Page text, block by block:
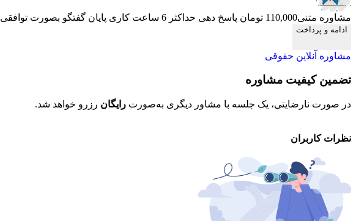
مشاوره متنی110,000 تومان پاسخ دهی حداکثر 6 ساعت کاری پایان گفتگو بصورت توافقی
ادامه و پرداخت
مشاوره آنلاین حقوقی
تضمین کیفیت مشاوره
در صورت نارضایتی، یک جلسه با مشاور دیگری به‌صورت رایگان رزرو خواهد شد.
نظرات کاربران